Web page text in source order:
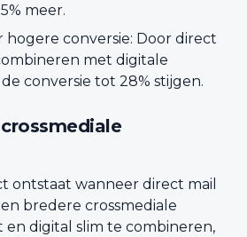
meer.
hogere conversie: Door direct
met digitale
conversie tot 28% stijgen.
ontstaat wanneer direct mail
bredere crossmediale
en digital slim te combineren,